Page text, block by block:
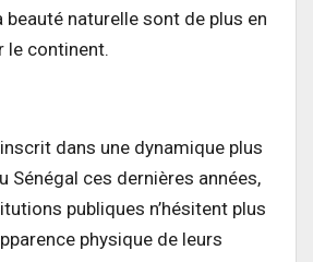
naturelle sont de plus en
le continent.
dans une dynamique plus
Sénégal ces dernières années,
publiques n’hésitent plus
physique de leurs